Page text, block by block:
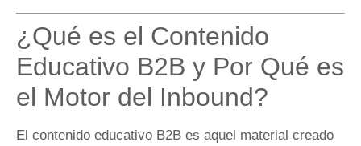
¿Qué es el Contenido
Educativo B2B y Por Qué es
el Motor del Inbound?
El contenido educativo B2B es aquel material creado